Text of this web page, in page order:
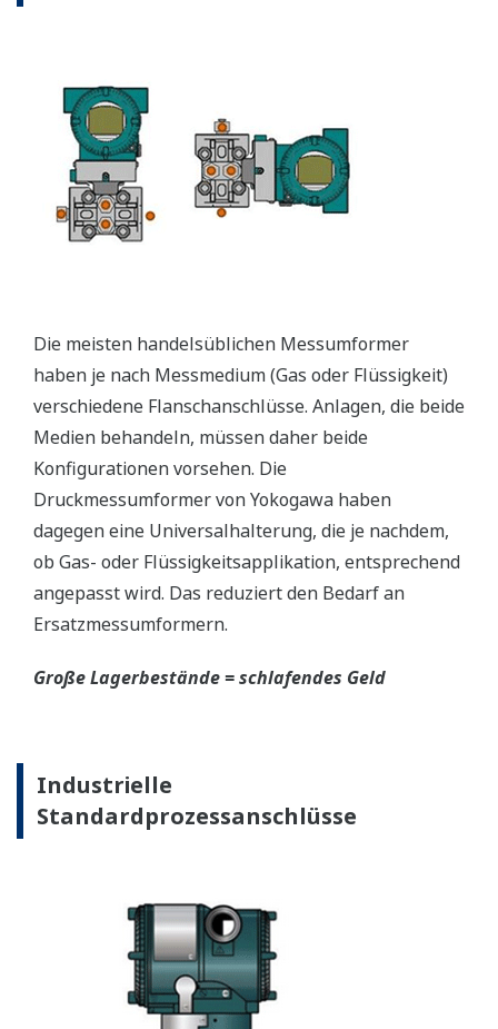
Die meisten handelsüblichen Messumformer
haben je nach Messmedium (Gas oder Flüssigkeit)
verschiedene Flanschanschlüsse. Anlagen, die beide
Medien behandeln, müssen daher beide
Konfigurationen vorsehen. Die
Druckmessumformer von Yokogawa haben
dagegen eine Universalhalterung, die je nachdem,
ob Gas- oder Flüssigkeitsapplikation, entsprechend
angepasst wird. Das reduziert den Bedarf an
Ersatzmessumformern.
Große Lagerbestände = schlafendes Geld
Industrielle
Standardprozessanschlüsse